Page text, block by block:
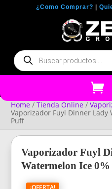
¿Como Comprar?
Búsqueda
de
productos
Home /Tienda Online /
Vaporizador Fuyl Dinner Lady
Puff
Vaporizador Fuyl
Watermelon Ice
¡OFERTA!